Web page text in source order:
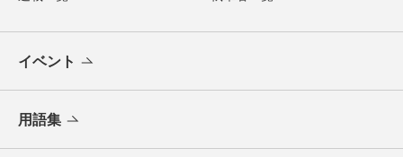
イベント
用語集